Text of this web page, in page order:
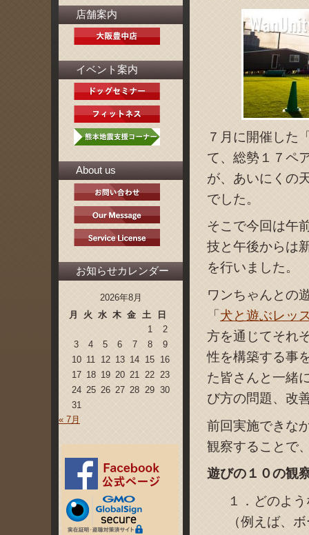
７月に開催した
て、総勢１７ペ
が、あいにくの
でした。
そこで今回は午
技と午後からは
を行いました。
ワンちゃんとの
「 犬と遊ぶレッ
方を通じてそれ
性を構築する事
た皆さんと一緒
び方の問題、改
前回実施できな
観察することで
遊びの１０の観
１．どのよ
（例えば、
店舗案内
イベント案内
About us
お知らせカレンダー
2026年8月
月
火 水 木 金 土
日
1
2
3
4 5 6 7 8
9
10 11 12 13 14 15 16
17 18 19 20 21 22 23
24 25 26 27 28 29 30
31
« 7月